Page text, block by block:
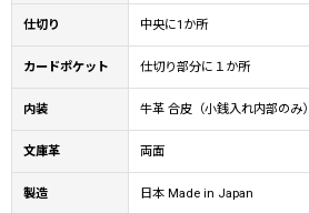
仕切り 中央に1か所
カードポケット 仕切り部分に１か所
内装 牛革 合皮（小銭入れ内部のみ）
文庫革 両面
製造 日本 Made in Japan